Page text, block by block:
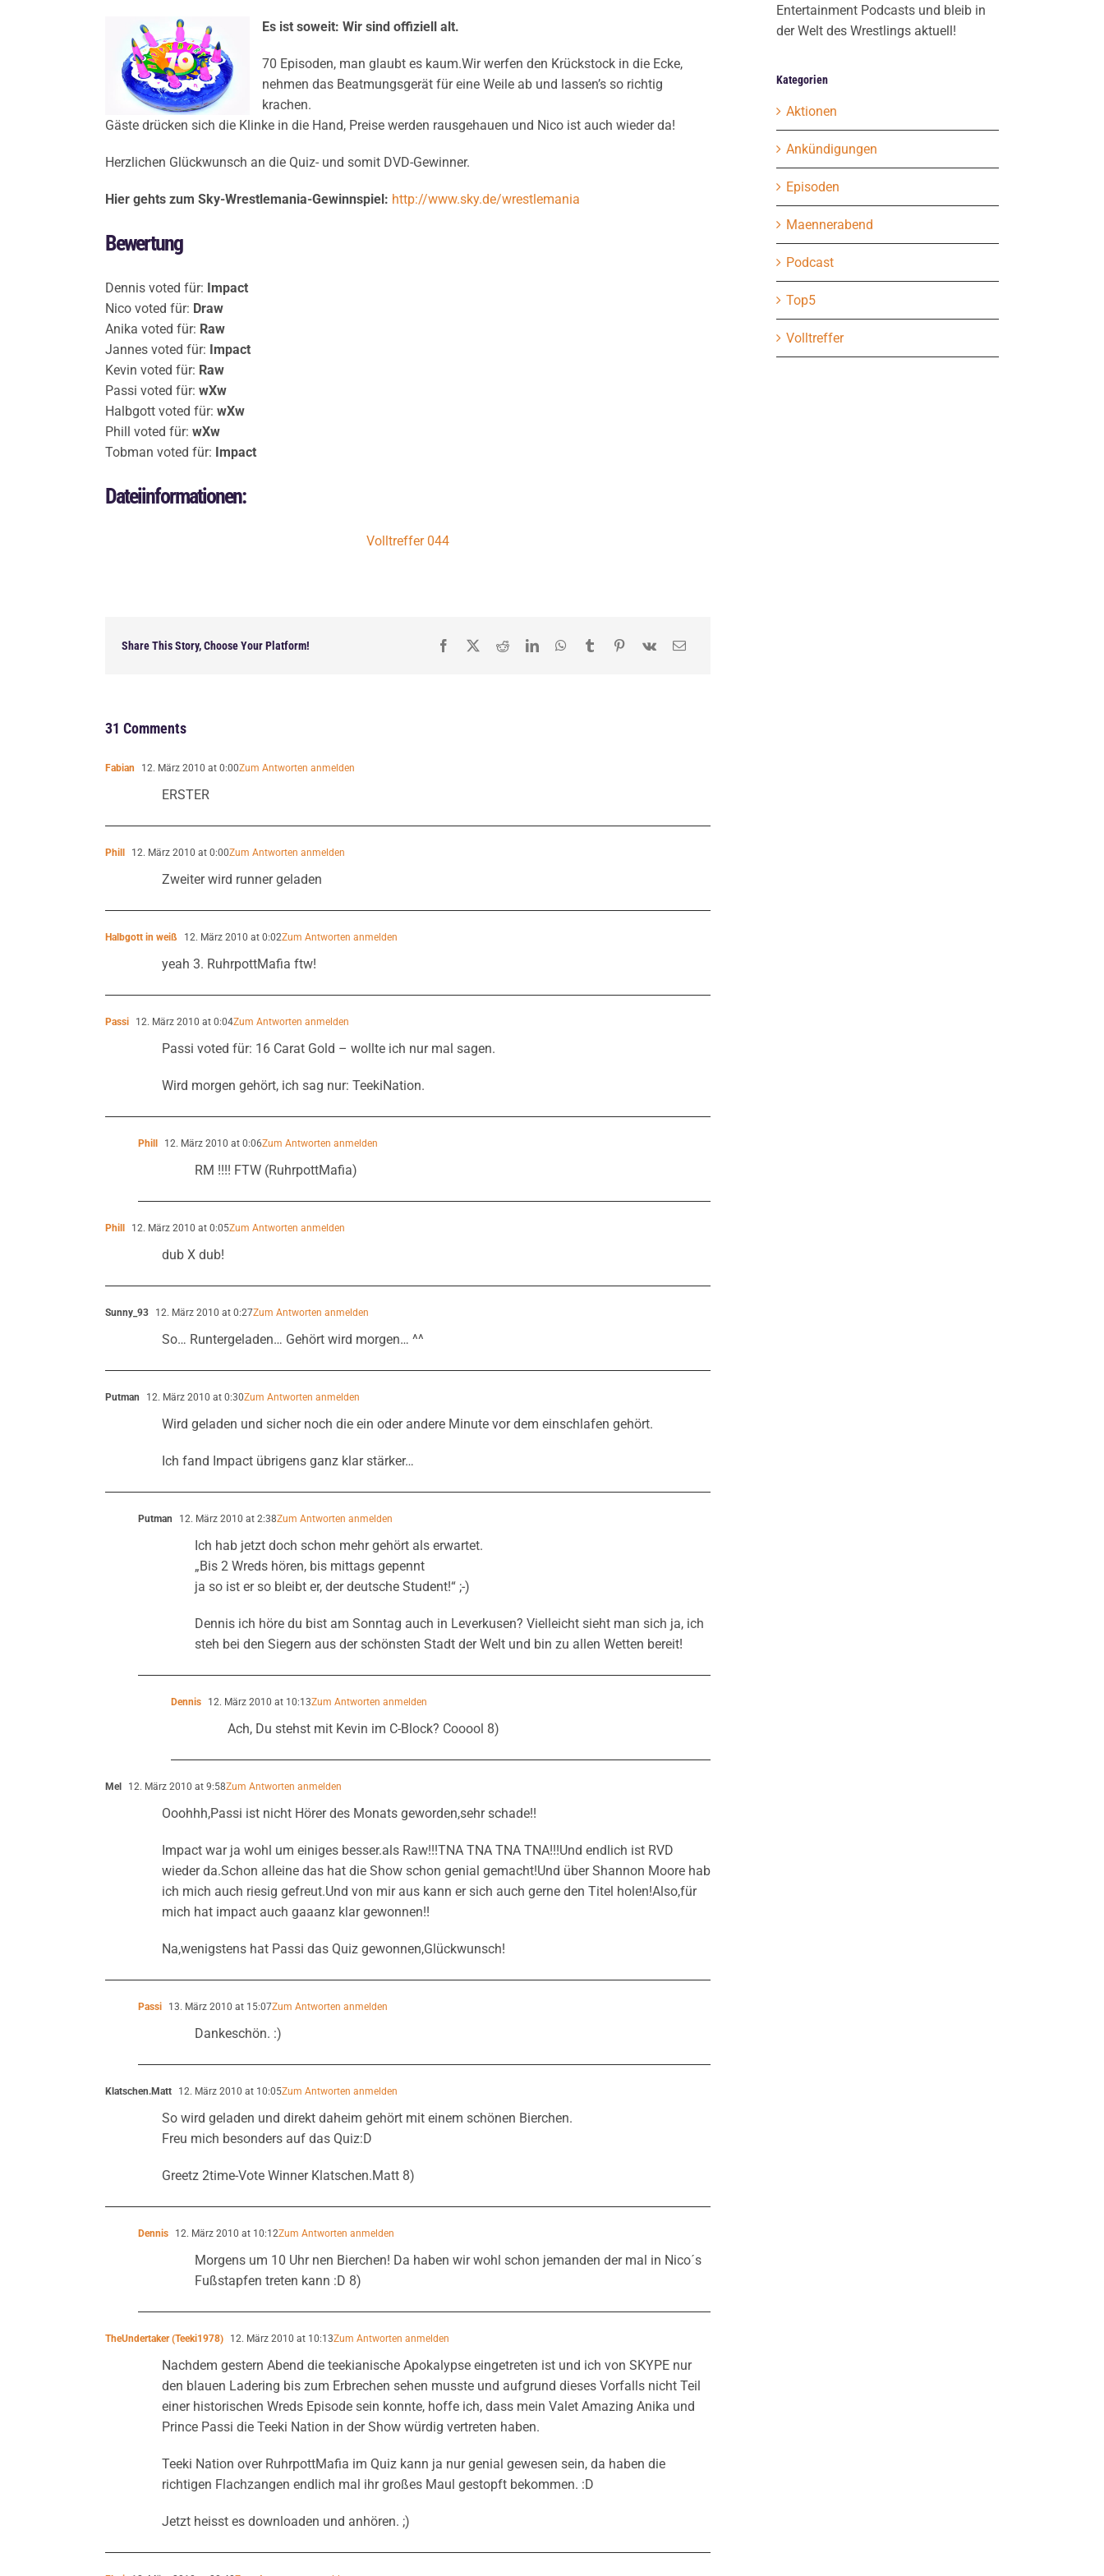
Es ist soweit: Wir sind offiziell alt.
70 Episoden, man glaubt es kaum.Wir werfen den Krückstock in die Ecke,
nehmen das Beatmungsgerät für eine Weile ab und lassen’s so richtig
krachen.
Gäste drücken sich die Klinke in die Hand, Preise werden rausgehauen und Nico ist auch wieder da!
Herzlichen Glückwunsch an die Quiz- und somit DVD-Gewinner.
Hier gehts zum Sky-Wrestlemania-Gewinnspiel: http://www.sky.de/wrestlemania
Bewertung
Dennis voted für: Impact
Nico voted für: Draw
Anika voted für: Raw
Jannes voted für: Impact
Kevin voted für: Raw
Passi voted für:wXw
Halbgott voted für:wXw
Phill voted für:wXw
Tobman voted für: Impact
Dateiinformationen:
Volltreffer 044
Share This Story, Choose Your Platform!
31 Comments
Fabian 12. März 2010 at 0:00Zum Antworten anmelden
ERSTER
Phill 12. März 2010 at 0:00Zum Antworten anmelden
Zweiter wird runner geladen
Halbgott in weiß 12. März 2010 at 0:02Zum Antworten anmelden
yeah 3. RuhrpottMafia ftw!
Passi 12. März 2010 at 0:04Zum Antworten anmelden
Passi voted für: 16 Carat Gold – wollte ich nur mal sagen.
Wird morgen gehört, ich sag nur: TeekiNation.
Phill 12. März 2010 at 0:06Zum Antworten anmelden
RM !!!! FTW (RuhrpottMafia)
Phill 12. März 2010 at 0:05Zum Antworten anmelden
dub X dub!
Sunny_93 12. März 2010 at 0:27Zum Antworten anmelden
So… Runtergeladen… Gehört wird morgen… ^^
Putman 12. März 2010 at 0:30Zum Antworten anmelden
Wird geladen und sicher noch die ein oder andere Minute vor dem einschlafen gehört.
Ich fand Impact übrigens ganz klar stärker…
Putman 12. März 2010 at 2:38Zum Antworten anmelden
Ich hab jetzt doch schon mehr gehört als erwartet.
„Bis 2 Wreds hören, bis mittags gepennt
ja so ist er so bleibt er, der deutsche Student!“ ;-)
Dennis ich höre du bist am Sonntag auch in Leverkusen? Vielleicht sieht man sich ja, ich
steh bei den Siegern aus der schönsten Stadt der Welt und bin zu allen Wetten bereit!
Dennis 12. März 2010 at 10:13Zum Antworten anmelden
Ach, Du stehst mit Kevin im C-Block? Cooool 8)
Mel 12. März 2010 at 9:58Zum Antworten anmelden
Ooohhh,Passi ist nicht Hörer des Monats geworden,sehr schade!!
Impact war ja wohl um einiges besser.als Raw!!!TNA TNA TNA TNA!!!Und endlich ist RVD
wieder da.Schon alleine das hat die Show schon genial gemacht!Und über Shannon Moore hab
ich mich auch riesig gefreut.Und von mir aus kann er sich auch gerne den Titel holen!Also,für
mich hat impact auch gaaanz klar gewonnen!!
Na,wenigstens hat Passi das Quiz gewonnen,Glückwunsch!
Passi 13. März 2010 at 15:07Zum Antworten anmelden
Dankeschön. :)
Klatschen.Matt 12. März 2010 at 10:05Zum Antworten anmelden
So wird geladen und direkt daheim gehört mit einem schönen Bierchen.
Freu mich besonders auf das Quiz:D
Greetz 2time-Vote Winner Klatschen.Matt 8)
Dennis 12. März 2010 at 10:12Zum Antworten anmelden
Morgens um 10 Uhr nen Bierchen! Da haben wir wohl schon jemanden der mal in Nico´s
Fußstapfen treten kann :D 8)
TheUndertaker (Teeki1978) 12. März 2010 at 10:13Zum Antworten anmelden
Nachdem gestern Abend die teekianische Apokalypse eingetreten ist und ich von SKYPE nur
den blauen Ladering bis zum Erbrechen sehen musste und aufgrund dieses Vorfalls nicht Teil
einer historischen Wreds Episode sein konnte, hoffe ich, dass mein Valet Amazing Anika und
Prince Passi die Teeki Nation in der Show würdig vertreten haben.
Teeki Nation over RuhrpottMafia im Quiz kann ja nur genial gewesen sein, da haben die
richtigen Flachzangen endlich mal ihr großes Maul gestopft bekommen. :D
Jetzt heisst es downloaden und anhören. ;)
Entertainment Podcasts und bleib in
der Welt des Wrestlings aktuell!
Kategorien
Aktionen
Ankündigungen
Episoden
Maennerabend
Podcast
Top5
Volltreffer